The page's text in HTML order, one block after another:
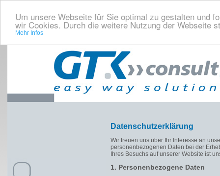
Um unsere Webseite für Sie optimal zu gestalten und
wir Cookies. Durch die weitere Nutzung der Webseite
Mehr Infos
Datenschutzerklärung
Wir freuen uns über Ihr Interesse an
personenbezogenen Daten bei der
Ihres Besuchs auf unserer Website ist
1. Personenbezogene Daten